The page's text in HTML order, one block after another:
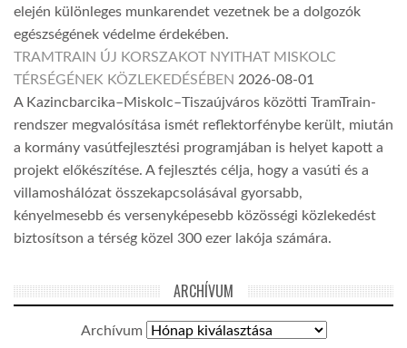
elején különleges munkarendet vezetnek be a dolgozók
egészségének védelme érdekében.
TRAMTRAIN ÚJ KORSZAKOT NYITHAT MISKOLC
TÉRSÉGÉNEK KÖZLEKEDÉSÉBEN 2026-08-01
A Kazincbarcika–Miskolc–Tiszaújváros közötti TramTrain-
rendszer megvalósítása ismét reflektorfénybe került, miután
a kormány vasútfejlesztési programjában is helyet kapott a
projekt előkészítése. A fejlesztés célja, hogy a vasúti és a
villamoshálózat összekapcsolásával gyorsabb,
kényelmesebb és versenyképesebb közösségi közlekedést
biztosítson a térség közel 300 ezer lakója számára.
ARCHÍVUM
Archívum